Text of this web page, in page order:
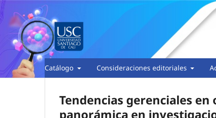
Catálogo Consideraciones editoriales
Tendencias gerenciales
panorámica en